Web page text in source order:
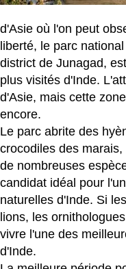
d'Asie où l'on peut
liberté, le parc
district de Junagad,
plus visités d'Inde.
d'Asie, mais cette
encore.
Le parc abrite des
crocodiles des
de nombreuses
candidat idéal pour
naturelles d'Inde. Si
lions, les
vivre l'une des
d'Inde.